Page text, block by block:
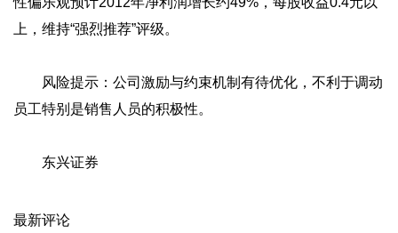
上，维持“强烈推荐”评级。
风险提示：公司激励与约束机制有待优化，不利于调动
员工特别是销售人员的积极性。
东兴证券
最新评论